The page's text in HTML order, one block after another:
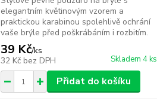
elegantním květinovým vzorem a
praktickou karabinou spolehlivě ochrání
vaše brýle před poškrábáním i rozbitím.
39 Kč/ks
32 Kč bez DPH Skladem 4 ks
Přidat do košíku